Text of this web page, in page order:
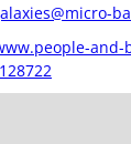
and-